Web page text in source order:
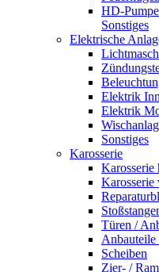
HD-
Sonstiges
Elektrische
Elektrik
Elektrik
Sonstiges
Karosserie
Karosserie
Karosserie
Türen /
Anbauteile
Scheiben
Zier- /